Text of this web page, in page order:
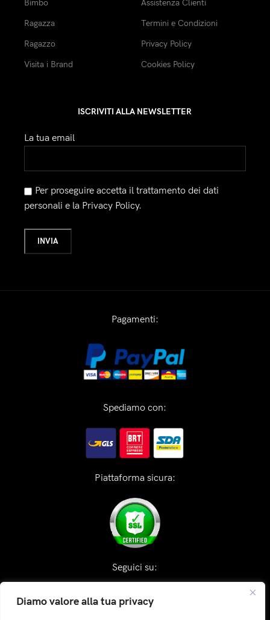
Diamo valore alla tua privacy
Bimbo
Ragazza
Ragazzo
Visita i Brand
Assistenza Clienti
Termini e Condizioni
Privacy Policy
Cookies Policy
ISCRIVITI ALLA NEWSLETTER
La tua email
Per proseguire accetta il trattamento dei dati
personali e la Privacy Policy.
Pagamenti:
Spediamo con:
Piattaforma sicura:
Seguici su: